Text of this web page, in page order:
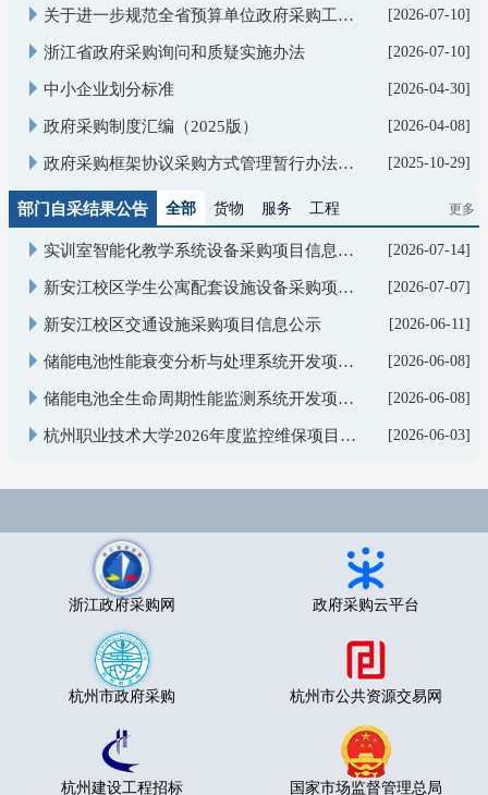
关于进一步规范全省预算单位政府采购工作管理的通知 [2026-07-10]
浙江省政府采购询问和质疑实施办法 [2026-07-10]
中小企业划分标准 [2026-04-30]
政府采购制度汇编（2025版） [2026-04-08]
政府采购框架协议采购方式管理暂行办法（财政部令第110号） [2025-10-29]
部门自采结果公告 全部 货物类 服务类 工程类 更多
实训室智能化教学系统设备采购项目信息公示 [2026-07-14]
新安江校区学生公寓配套设施设备采购项目项目信息公示 [2026-07-07]
新安江校区交通设施采购项目信息公示 [2026-06-11]
储能电池性能衰变分析与处理系统开发项目信息公示 [2026-06-08]
储能电池全生命周期性能监测系统开发项目信息公示 [2026-06-08]
杭州职业技术大学2026年度监控维保项目采购项目信息公示 [2026-06-03]
浙江政府采购网 政府采购云平台
杭州市政府采购 杭州市公共资源交易网
杭州建设工程招标 国家市场监督管理总局